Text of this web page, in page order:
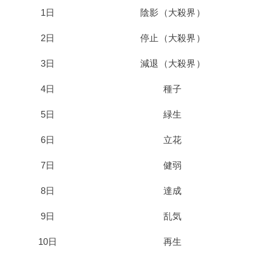
1日 陰影（大殺界）
2日 停止（大殺界）
3日 減退（大殺界）
4日 種子
5日 緑生
6日 立花
7日 健弱
8日 達成
9日 乱気
10日 再生